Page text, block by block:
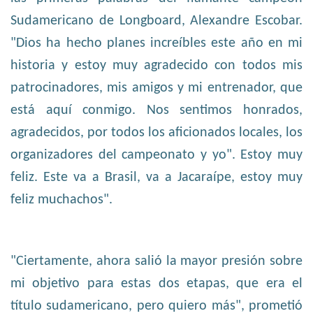
Sudamericano de Longboard, Alexandre Escobar.
"Dios ha hecho planes increíbles este año en mi
historia y estoy muy agradecido con todos mis
patrocinadores, mis amigos y mi entrenador, que
está aquí conmigo. Nos sentimos honrados,
agradecidos, por todos los aficionados locales, los
organizadores del campeonato y yo". Estoy muy
feliz. Este va a Brasil, va a Jacaraípe, estoy muy
feliz muchachos".
"Ciertamente, ahora salió la mayor presión sobre
mi objetivo para estas dos etapas, que era el
título sudamericano, pero quiero más", prometió